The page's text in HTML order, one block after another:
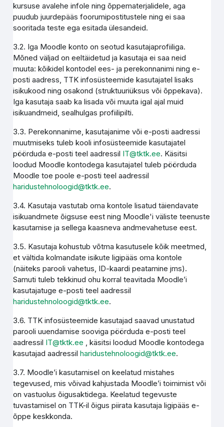
kursuse avalehe infole ning õppematerjalidele, aga
puudub juurdepääs foorumipostitustele ning ei saa
sooritada teste ega esitada ülesandeid.
3.2. Iga Moodle konto on seotud kasutajaprofiiliga.
Mõned väljad on eeltäidetud ja kasutaja ei saa neid
muuta: kõikidel kontodel ees- ja perekonnanimi ning e-
posti aadress, TTK infosüsteemide kasutajatel lisaks
isikukood ning osakond (struktuuriüksus või õppekava).
Iga kasutaja saab ka lisada või muuta igal ajal muid
isikuandmeid, sealhulgas profiilipilti.
3.3. Perekonnanime, kasutajanime või e-posti aadressi
muutmiseks tuleb kooli infosüsteemide kasutajatel
pöörduda e-posti teel aadressil IT@tktk.ee. Käsitsi
loodud Moodle kontodega kasutajatel tuleb pöörduda
Moodle toe poole e-posti teel aadressil
haridustehnoloogid@tktk.ee.
3.4. Kasutaja vastutab oma kontole lisatud täiendavate
isikuandmete õigsuse eest ning Moodle'i väliste teenuste
kasutamise ja sellega kaasneva andmevahetuse eest.
3.5. Kasutaja kohustub võtma kasutusele kõik meetmed,
et vältida kolmandate isikute ligipääs oma kontole
(näiteks parooli vahetus, ID-kaardi peatamine jms).
Samuti tuleb tekkinud ohu korral teavitada Moodle’i
kasutajatuge e-posti teel aadressil
haridustehnoloogid@tktk.ee.
3.6. TTK infosüsteemide kasutajad saavad unustatud
parooli uuendamise sooviga pöörduda e-posti teel
aadressil IT@tktk.ee , käsitsi loodud Moodle kontodega
kasutajad aadressilharidustehnoloogid@tktk.ee.
3.7. Moodle’i kasutamisel on keelatud mistahes
tegevused, mis võivad kahjustada Moodle’i toimimist või
on vastuolus õigusaktidega. Keelatud tegevuste
tuvastamisel on TTK-il õigus piirata kasutaja ligipääs e-
õppe keskkonda.